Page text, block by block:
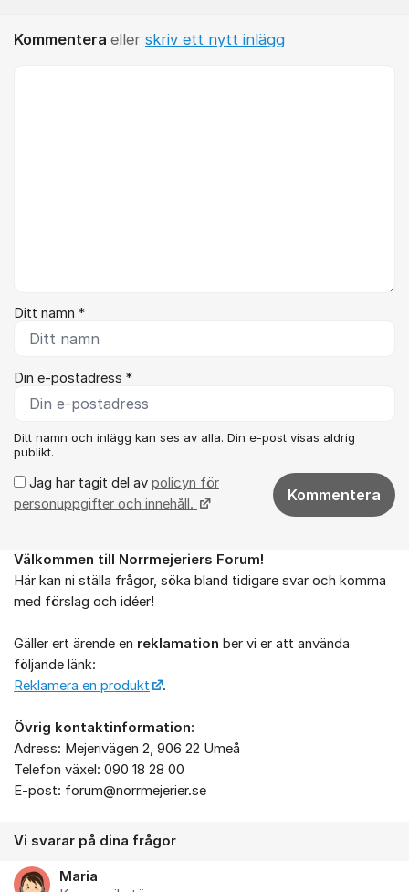
Kommentera eller skriv ett nytt inlägg
Ditt namn *
Din e-postadress *
Ditt namn och inlägg kan ses av alla. Din e-post visas aldrig
publikt.
Jag har tagit del av policyn för
personuppgifter och innehåll.
Kommentera
Om forumet
Välkommen till Norrmejeriers Forum!
Här kan ni ställa frågor, söka bland tidigare svar och komma
med förslag och idéer!
Gäller ert ärende en reklamation ber vi er att använda
följande länk:
Reklamera en produkt
.
Övrig kontaktinformation:
Adress: Mejerivägen 2, 906 22 Umeå
Telefon växel: 090 18 28 00
E-post: forum@norrmejerier.se
Vi svarar på dina frågor
Maria